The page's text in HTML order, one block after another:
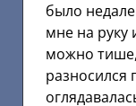
было
мне на руку
можно тише,
разносился